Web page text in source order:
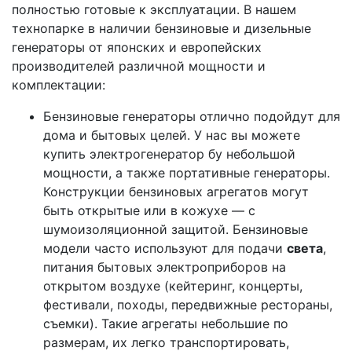
полностью готовые к эксплуатации. В нашем
технопарке в наличии бензиновые и дизельные
генераторы от японских и европейских
производителей различной мощности и
комплектации:
Бензиновые генераторы отлично подойдут для
дома и бытовых целей. У нас вы можете
купить электрогенератор бу небольшой
мощности, а также портативные генераторы.
Конструкции бензиновых агрегатов могут
быть открытые или в кожухе — с
шумоизоляционной защитой. Бензиновые
модели часто используют для подачи света,
питания бытовых электроприборов на
открытом воздухе (кейтеринг, концерты,
фестивали, походы, передвижные рестораны,
съемки). Такие агрегаты небольшие по
размерам, их легко транспортировать,